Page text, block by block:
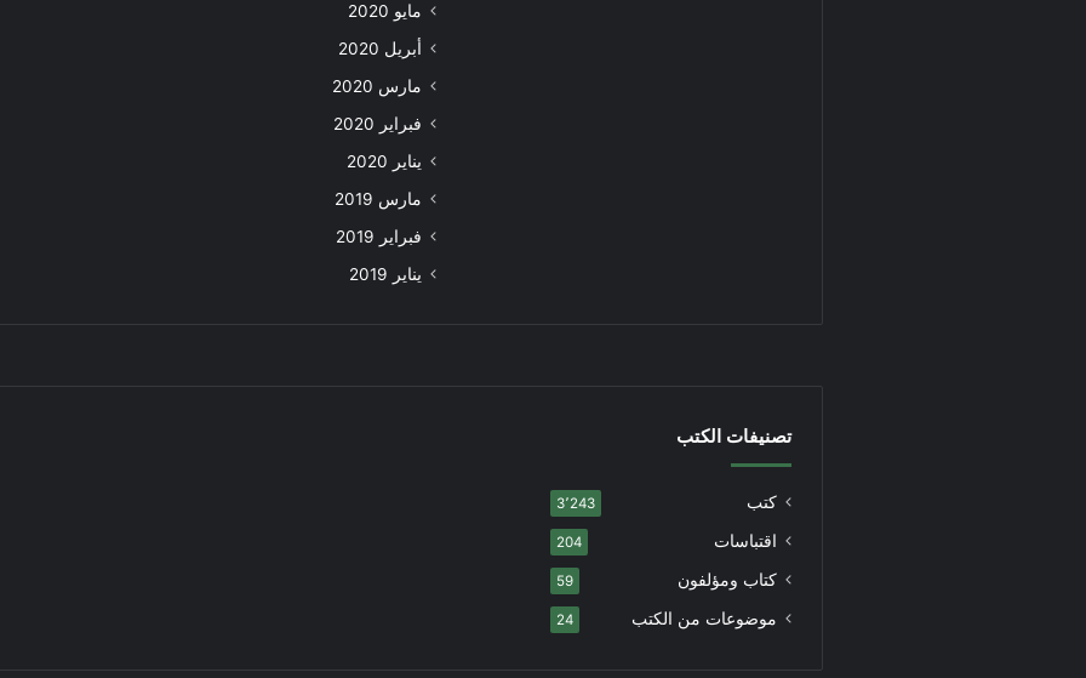
مايو 2020
أبريل 2020
مارس 2020
فبراير 2020
يناير 2020
مارس 2019
فبراير 2019
يناير 2019
تصنيفات الكتب
كتب 3٬243
اقتباسات 204
كتاب ومؤلفون 59
موضوعات من الكتب 24